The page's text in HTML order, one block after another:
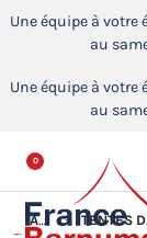
Une équipe à votre
au
Une équipe à votre
au
0
ACCUEIL TENTES DE RÉCEPTION - CHAPITEAUX